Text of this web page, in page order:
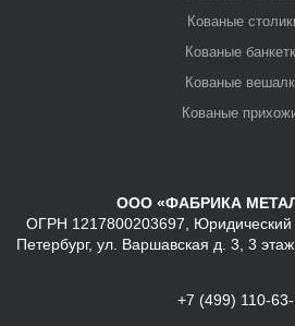
Кованые
Кованые
Кованые
Кованые
ООО «ФАБРИКА
ОГРН 1217800203697, Юридический
Петербург, ул. Варшавская д. 3, 3
+7 (499) 110-